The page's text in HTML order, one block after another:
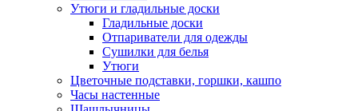
Утюги и гладильные доски
Гладильные доски
Отпариватели для одежды
Сушилки для белья
Утюги
Цветочные подставки, горшки, кашпо
Часы настенные